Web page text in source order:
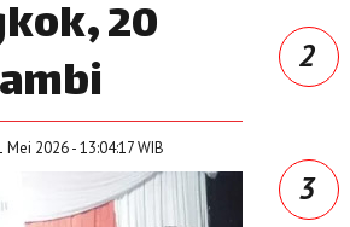
20
Mei 2026 - 13:04:17 WIB
2
3